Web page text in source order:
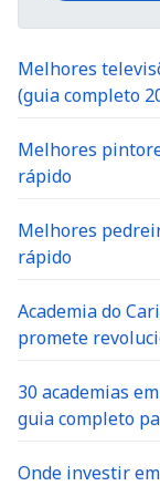
Melhores
(guia completo
Melhores
rápido
Melhores
rápido
Academia do
promete
30 academias
guia completo
Onde investir